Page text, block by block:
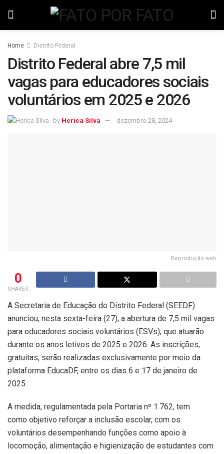
Home Distrito Federal
Distrito Federal abre 7,5 mil
vagas para educadores sociais
voluntários em 2025 e 2026
by Herica Silva dezembro 28, 2024
Reprodução web
0
SHARES
A Secretaria de Educação do Distrito Federal (SEEDF)
anunciou, nesta sexta-feira (27), a abertura de 7,5 mil vagas
para educadores sociais voluntários (ESVs), que atuarão
durante os anos letivos de 2025 e 2026. As inscrições,
gratuitas, serão realizadas exclusivamente por meio da
plataforma EducaDF, entre os dias 6 e 17 de janeiro de
2025.
A medida, regulamentada pela Portaria nº 1.762, tem
como objetivo reforçar a inclusão escolar, com os
voluntários desempenhando funções como apoio à
locomoção, alimentação e higienização de estudantes com